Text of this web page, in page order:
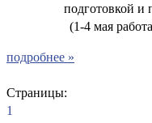
подготовкой и
(1-4 мая
подробнее »
Страницы:
1